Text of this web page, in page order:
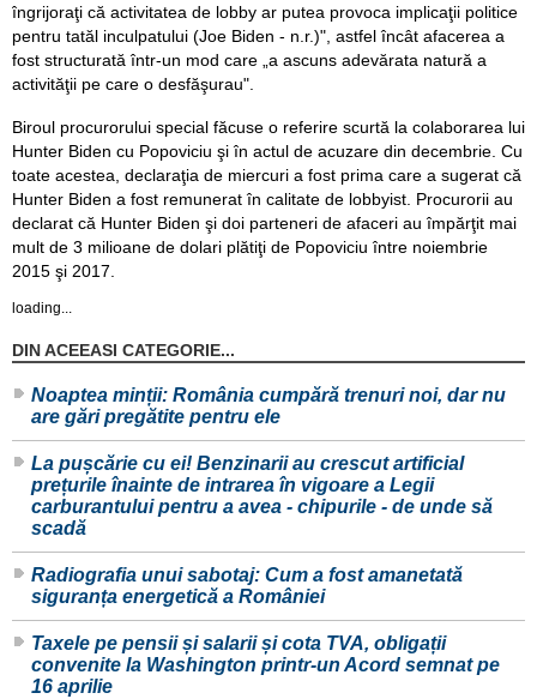
îngrijoraţi că activitatea de lobby ar putea provoca implicaţii politice
pentru tatăl inculpatului (Joe Biden - n.r.)", astfel încât afacerea a
fost structurată într-un mod care „a ascuns adevărata natură a
activităţii pe care o desfăşurau".
Biroul procurorului special făcuse o referire scurtă la colaborarea lui
Hunter Biden cu Popoviciu şi în actul de acuzare din decembrie. Cu
toate acestea, declaraţia de miercuri a fost prima care a sugerat că
Hunter Biden a fost remunerat în calitate de lobbyist. Procurorii au
declarat că Hunter Biden şi doi parteneri de afaceri au împărţit mai
mult de 3 milioane de dolari plătiţi de Popoviciu între noiembrie
2015 şi 2017.
loading...
DIN ACEEASI CATEGORIE...
Noaptea minții: România cumpără trenuri noi, dar nu
are gări pregătite pentru ele
La pușcărie cu ei! Benzinarii au crescut artificial
prețurile înainte de intrarea în vigoare a Legii
carburantului pentru a avea - chipurile - de unde să
scadă
Radiografia unui sabotaj: Cum a fost amanetată
siguranța energetică a României
Taxele pe pensii și salarii și cota TVA, obligații
convenite la Washington printr-un Acord semnat pe
16 aprilie